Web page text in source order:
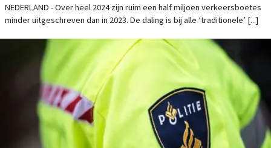
NEDERLAND - Over heel 2024 zijn ruim een half miljoen verkeersboetes
minder uitgeschreven dan in 2023. De daling is bij alle ‘traditionele’ [...]